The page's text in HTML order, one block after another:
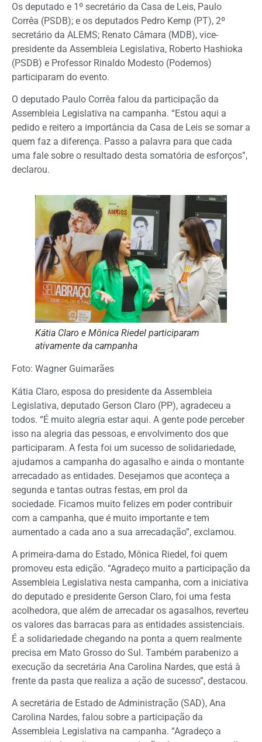
Os deputado e 1º secretário da Casa de Leis, Paulo
Corrêa (PSDB); e os deputados Pedro Kemp (PT), 2º
secretário da ALEMS; Renato Câmara (MDB), vice-
presidente da Assembleia Legislativa, Roberto Hashioka
(PSDB) e Professor Rinaldo Modesto (Podemos)
participaram do evento.
O deputado Paulo Corrêa falou da participação da
Assembleia Legislativa na campanha. “Estou aqui a
pedido e reitero a importância da Casa de Leis se somar a
quem faz a diferença. Passo a palavra para que cada
uma fale sobre o resultado desta somatória de esforços”,
declarou.
Kátia Claro e Mônica Riedel participaram
ativamente da campanha
Foto: Wagner Guimarães
Kátia Claro, esposa do presidente da Assembleia
Legislativa, deputado Gerson Claro (PP), agradeceu a
todos. “É muito alegria estar aqui. A gente pode perceber
isso na alegria das pessoas, e envolvimento dos que
participaram. A festa foi um sucesso de solidariedade,
ajudamos a campanha do agasalho e ainda o montante
arrecadado as entidades. Desejamos que aconteça a
segunda e tantas outras festas, em prol da
sociedade. Ficamos muito felizes em poder contribuir
com a campanha, que é muito importante e tem
aumentado a cada ano a sua arrecadação”, exclamou.
A primeira-dama do Estado, Mônica Riedel, foi quem
promoveu esta edição. “Agradeço muito a participação da
Assembleia Legislativa nesta campanha, com a iniciativa
do deputado e presidente Gerson Claro, foi uma festa
acolhedora, que além de arrecadar os agasalhos, reverteu
os valores das barracas para as entidades assistenciais.
É a solidariedade chegando na ponta a quem realmente
precisa em Mato Grosso do Sul. Também parabenizo a
execução da secretária Ana Carolina Nardes, que está à
frente da pasta que realiza a ação de sucesso”, destacou.
A secretária de Estado de Administração (SAD), Ana
Carolina Nardes, falou sobre a participação da
Assembleia Legislativa na campanha. “Agradeço a